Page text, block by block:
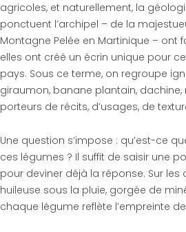
agricoles, et naturellement, la
ponctuent l’archipel – de la
Montagne Pelée en Martinique –
elles ont créé un écrin unique pour
pays. Sous ce terme, on regroupe
giraumon, banane plantain,
porteurs de récits, d’usages, de
Une question s’impose : qu’est-ce
ces légumes ? Il suffit de saisir une
pour deviner déjà la réponse. Sur
huileuse sous la pluie, gorgée de
chaque légume reflète l’empreinte